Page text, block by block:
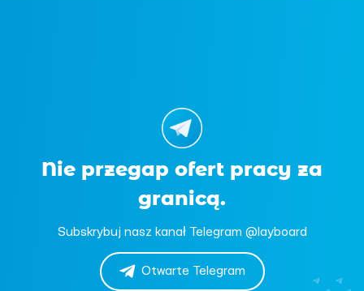
Nie przegap ofert pracy za
granicą.
Subskrybuj nasz kanał Telegram @layboard
Otwarte Telegram